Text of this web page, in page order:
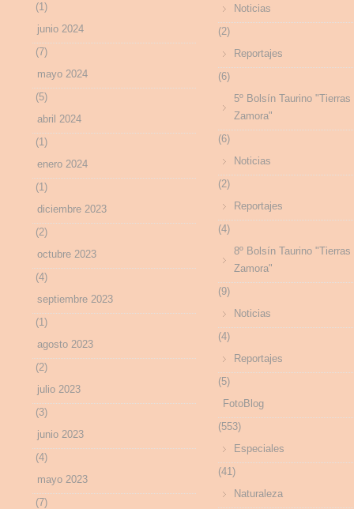
(1)
junio 2024
(7)
mayo 2024
(5)
abril 2024
(1)
enero 2024
(1)
diciembre 2023
(2)
octubre 2023
(4)
septiembre 2023
(1)
agosto 2023
(2)
julio 2023
(3)
junio 2023
(4)
mayo 2023
(7)
Noticias
(2)
Reportajes
(6)
5º Bolsín Taurino "Tierras
Zamora"
(6)
Noticias
(2)
Reportajes
(4)
8º Bolsín Taurino "Tierras
Zamora"
(9)
Noticias
(4)
Reportajes
(5)
FotoBlog
(553)
Especiales
(41)
Naturaleza